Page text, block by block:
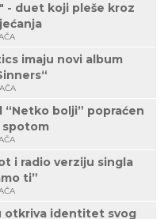
- duet koji pleše kroz
imaju novi album
“Netko bolji” popraćen
spotom
i radio verziju singla
ti”
otkriva identitet svog